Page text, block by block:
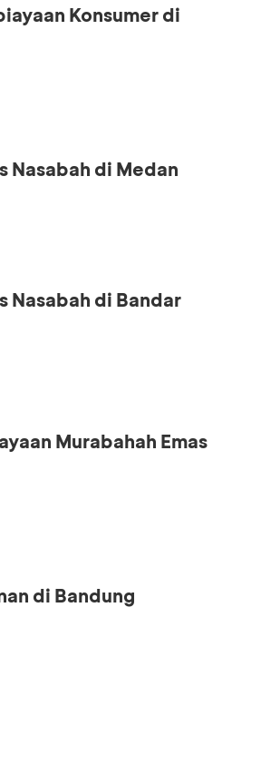
Konsumer di
Nasabah di Medan
Nasabah di Bandar
Murabahah Emas
di Bandung